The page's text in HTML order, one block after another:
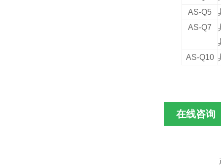
AS-Q5
AS-Q7
AS-Q10
在线咨询